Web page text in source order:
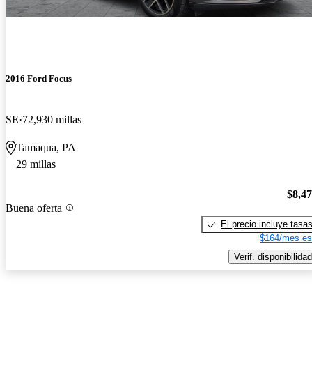
2016 Ford Focus
SE 72,930 millas
Tamaqua, PA
29 millas
Buena oferta
El precio incluye tasas
$164/mes
Verif. disponibilidad